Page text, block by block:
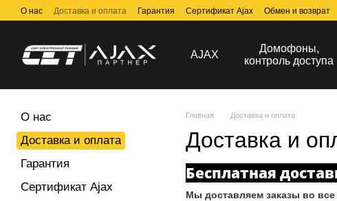
Перейти к основному контенту
О нас Доставка и оплата Гарантия Сертификат Ajax Обмен и возврат
AJAX
Домофоны,
контроль доступа
Главная Доставка и оплата
Доставка и
Бесплатная
Мы доставляем заказы во
О нас
Доставка и оплата
Гарантия
Сертификат Ajax